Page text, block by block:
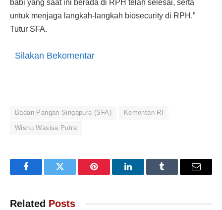
babi yang saat ini berada di RPH telah selesai, serta
untuk menjaga langkah-langkah biosecurity di RPH.”
Tutur SFA.
Silakan Bekomentar
Badan Pangan Singapura (SFA) Kementan RI
Wisnu Wasisa Putra
FacebookTwitter Pinterest LinkedInTumblr Email
Related Posts